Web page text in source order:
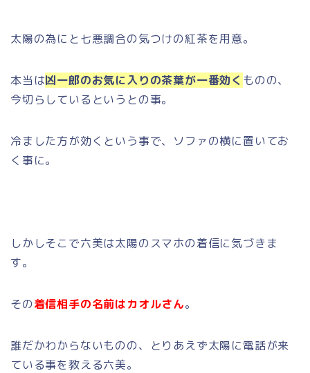
太陽の為にと七悪調合の気つけの紅茶を用意。
本当は凶一郎のお気に入りの茶葉が一番効く ものの、
今切らしているというとの事。
冷ました方が効くという事で、ソファの横に置いてお
く事に。
しかしそこで六美は太陽のスマホの着信に気づきま
す。
その着信相手の名前はカオルさん。
誰だかわからないものの、とりあえず太陽に電話が来
ている事を教える六美。